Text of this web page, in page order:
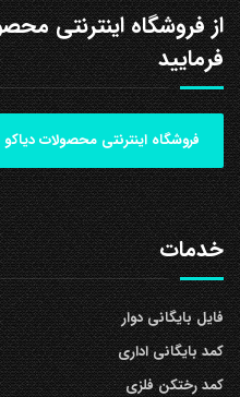
از فروشگاه اینترنتی
فرمایید
فروشگاه اینترنتی محصولات
خدمات
فایل بایگانی دوار
کمد بایگانی اداری
کمد رختکن فلزی